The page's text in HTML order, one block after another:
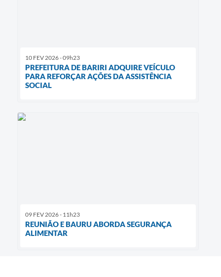
10 FEV 2026 - 09h23
PREFEITURA DE BARIRI ADQUIRE VEÍCULO
PARA REFORÇAR AÇÕES DA ASSISTÊNCIA
SOCIAL
09 FEV 2026 - 11h23
REUNIÃO E BAURU ABORDA SEGURANÇA
ALIMENTAR